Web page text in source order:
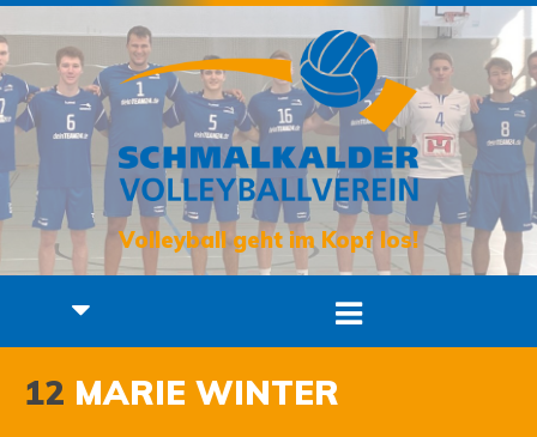
Volleyball geht im Kopf los!
12 MARIE WINTER